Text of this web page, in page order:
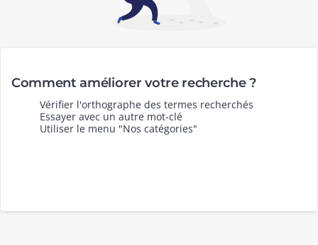
Comment améliorer votre recherche ?
Vérifier l'orthographe des termes recherchés
Essayer avec un autre mot-clé
Utiliser le menu "Nos catégories"